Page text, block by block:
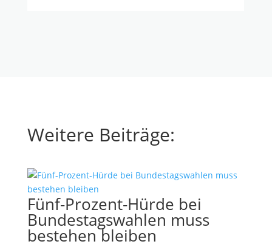
Weitere Beiträge:
Fünf-Prozent-Hürde bei
Bundestagswahlen muss
bestehen bleiben